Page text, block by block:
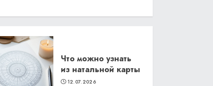
Что можно узнать
из натальной карты
12.07.2026